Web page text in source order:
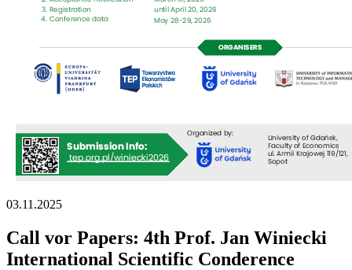
03.11.2025
Call vor Papers: 4th Prof. Jan Winiecki
International Scientific Conderence